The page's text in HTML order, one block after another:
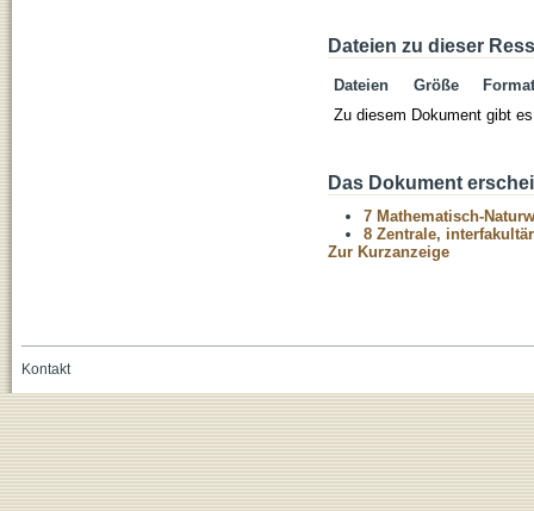
Dateien zu dieser
Dateien Größe
Format
Zu diesem Dokument gibt
Das Dokument
7 Mathematisch-
8 Zentrale,
Zur Kurzanzeige
Kontakt